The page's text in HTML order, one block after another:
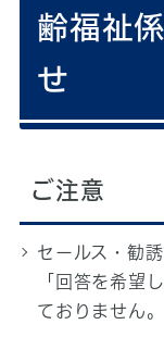
齢福祉
せ
ご注意
セールス・勧
「回答を希望
ておりません。